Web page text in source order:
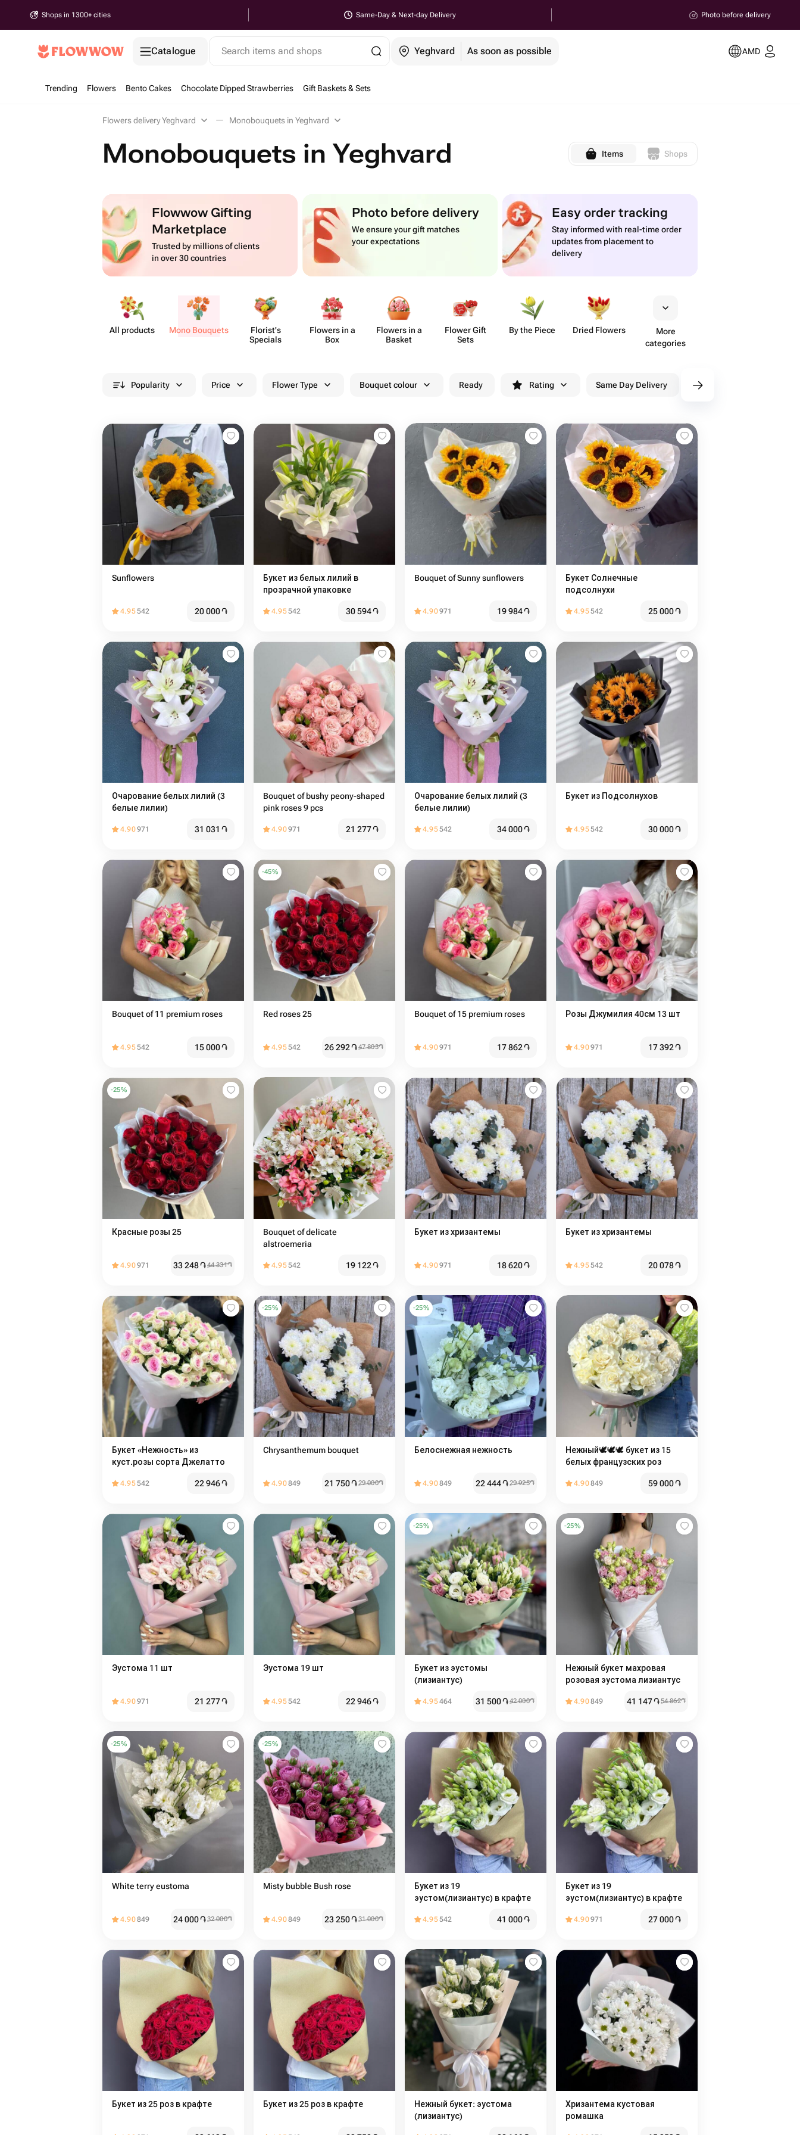
Shops in 1300+ cities Same-Day & Next-day Delivery Photo before delivery
Catalogue Search items and shops Yeghvard As soon as possible AMD
Trending Flowers Bento Cakes Chocolate Dipped Strawberries Gift Baskets & Sets
Flowers delivery Yeghvard Monobouquets in Yeghvard
Monobouquets in Yeghvard Items Shops
Flowwow Gifting
Marketplace
Trusted by millions of clients
in over 30 countries
Photo before delivery
We ensure your gift matches
your expectations
Easy order tracking
Stay informed with real-time order
updates from placement to
delivery
All products Mono Bouquets
Florist's
Specials
Flowers in a
Box
Flowers in a
Basket
Flower Gift
Sets
By the Piece Dried Flowers
More
categories
Popularity Price Flower Type Bouquet colour Ready Rating Same Day Delivery Discounts
Sunflowers
4.95542 20 000֏
Букет из белых лилий в
прозрачной упаковке
4.95542 30 594֏
Bouquet of Sunny sunflowers
4.90971 19 984֏
Букет Солнечные
подсолнухи
4.95542 25 000֏
Очарование белых лилий (3
белые лилии)
4.90971 31 031 ֏
Bouquet of bushy peony-shaped
pink roses 9 pcs
4.90971 21 277֏
Очарование белых лилий (3
белые лилии)
4.95542 34 000֏
Букет из Подсолнухов
4.95542 30 000֏
Bouquet of 11 premium roses
4.95542 15 000֏
-45%
Red roses 25
4.95542 26 292֏47 803֏
Bouquet of 15 premium roses
4.90971 17 862֏
Розы Джумилия 40см 13 шт
4.90971 17 392֏
-25%
Красные розы 25
4.90971 33 248֏44 331֏
Bouquet of delicate
alstroemeria
4.95542 19 122֏
Букет из хризантемы
4.90971 18 620֏
Букет из хризантемы
4.95542 20 078֏
Букет «Нежность» из
куст.розы сорта Джелатто
4.95542 22 946֏
-25%
Chrysanthemum bouquet
4.90849 21 750֏29 000֏
-25%
Белоснежная нежность
4.90849 22 444֏29 925֏
Нежный🕊️🕊️🕊️ букет из 15
белых французских роз
4.90849 59 000֏
Эустома 11 шт
4.90971 21 277֏
Эустома 19 шт
4.95542 22 946֏
-25%
Букет из эустомы
(лизиантус)
4.95464 31 500֏42 000֏
-25%
Нежный букет махровая
розовая эустома лизиантус
4.90849 41 147֏54 862֏
-25%
White terry eustoma
4.90849 24 000֏32 000֏
-25%
Misty bubble Bush rose
4.90849 23 250֏31 000֏
Букет из 19
эустом(лизиантус) в крафте
4.95542 41 000֏
Букет из 19
эустом(лизиантус) в крафте
4.90971 27 000֏
Букет из 25 роз в крафте Букет из 25 роз в крафте
Нежный букет: эустома
(лизиантус)
Хризантема кустовая
ромашка